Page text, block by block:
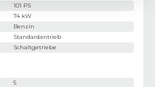
101 PS
74 kW
Benzin
Standardantrieb
Schaltgetriebe
5